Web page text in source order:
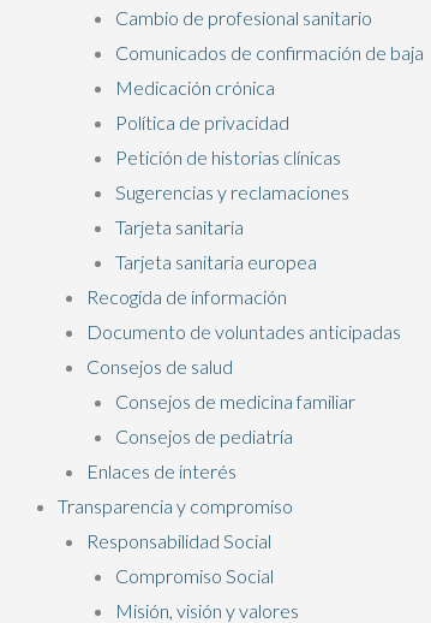
Cambio de profesional sanitario
Comunicados de confirmación de baja
Medicación crónica
Política de privacidad
Petición de historias clínicas
Sugerencias y reclamaciones
Tarjeta sanitaria
Tarjeta sanitaria europea
Recogida de información
Documento de voluntades anticipadas
Consejos de salud
Consejos de medicina familiar
Consejos de pediatría
Enlaces de interés
Transparencia y compromiso
Responsabilidad Social
Compromiso Social
Misión, visión y valores